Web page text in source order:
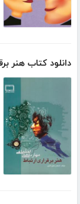
دانلود کتاب هنر